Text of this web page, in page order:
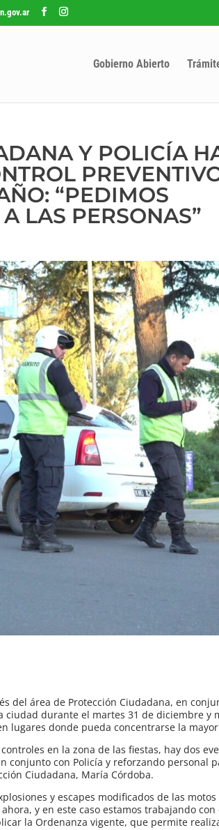
Gobierno Abierto
Y POLICÍA
“PEDIMOS
LAS PERSONAS”
del área de Protección Ciudadana, en
durante el martes 31 de diciembre y
lugares donde pueda concentrarse la
en la zona de las fiestas, hay dos
conjunto con Policía y reforzando personal
Ciudadana, María Córdoba.
y escapes modificados de las
y en este caso estamos trabajando
la Ordenanza vigente, que permite